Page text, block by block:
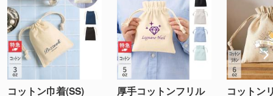
コットン巾着(SS) 厚手コットンフリル コットン